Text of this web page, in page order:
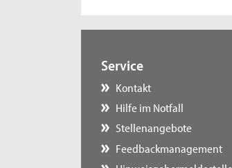
Service
Kontakt
Hilfe im Notfall
Stellenangebote
Feedbackmanagement